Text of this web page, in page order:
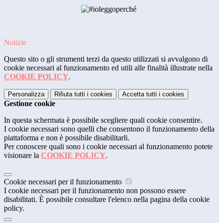
Notizie
Questo sito o gli strumenti terzi da questo utilizzati si avvalgono di
cookie necessari al funzionamento ed utili alle finalità illustrate nella
COOKIE POLICY.
Personalizza Rifiuta tutti i cookies Accetta tutti i cookies
Gestione cookie
In questa schermata è possibile scegliere quali cookie consentire.
I cookie necessari sono quelli che consentono il funzionamento della
piattaforma e non è possibile disabilitarli.
Per conoscere quali sono i cookie necessari al funzionamento potete
visionare la COOKIE POLICY.
Cookie necessari per il funzionamento
I cookie necessari per il funzionamento non possono essere
disabilitati. È possibile consultare l'elenco nella pagina della cookie
policy.